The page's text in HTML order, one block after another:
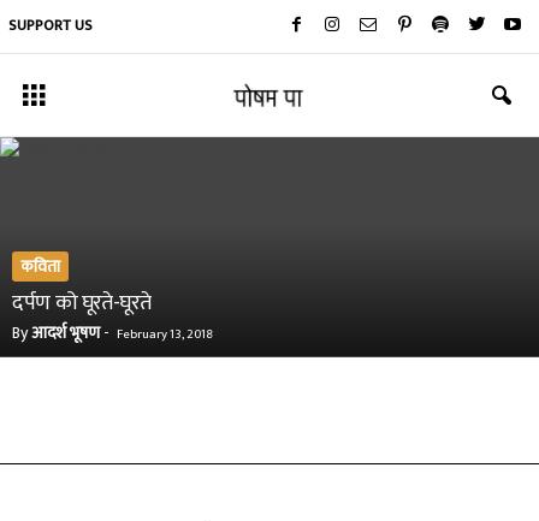
SUPPORT US
कविता
दर्पण को घूरते-घूरते
Byआदर्श भूषण- February 13, 2018